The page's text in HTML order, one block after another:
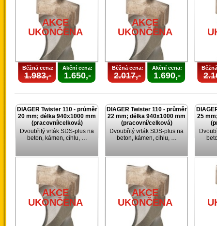
AKCE
UKONČENA
Běžná cena:
1.983,-
Akční cena:
1.650,-
AKCE
UKONČENA
Běžná cena:
2.017,-
Akční cena:
1.690,-
DIAGER Twister 110 - průměr
20 mm; délka 940x1000 mm
(pracovní/celková)
Dvoubřitý vrták SDS-plus na
beton, kámen, cihlu, …
AKCE
UKONČENA
DIAGER Twister 110 - průměr
22 mm; délka 940x1000 mm
(pracovní/celková)
Dvoubřitý vrták SDS-plus na
beton, kámen, cihlu, …
AKCE
UKONČENA
25